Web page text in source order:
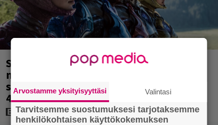
Scifihetki: Ilmaiskatselussa 100
miljoonan dollarin
supersankarielokuva – sai Suomessa
4017 katsojaa
Arvostamme yksityisyyttäsi Valintasi
Tarvitsemme suostumuksesi tarjotaksemme
henkilökohtaisen käyttökokemuksen